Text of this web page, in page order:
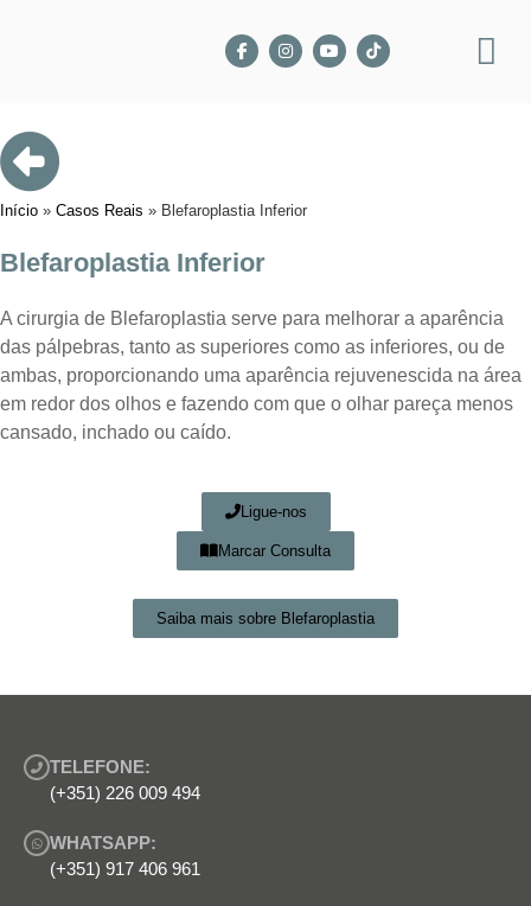
Início » Casos Reais » Blefaroplastia Inferior
Blefaroplastia Inferior
A cirurgia de Blefaroplastia serve para melhorar a aparência
das pálpebras, tanto as superiores como as inferiores, ou de
ambas, proporcionando uma aparência rejuvenescida na área
em redor dos olhos e fazendo com que o olhar pareça menos
cansado, inchado ou caído.
Ligue-nos
Marcar Consulta
Saiba mais sobre Blefaroplastia
TELEFONE:
(+351) 226 009 494
WHATSAPP:
(+351) 917 406 961